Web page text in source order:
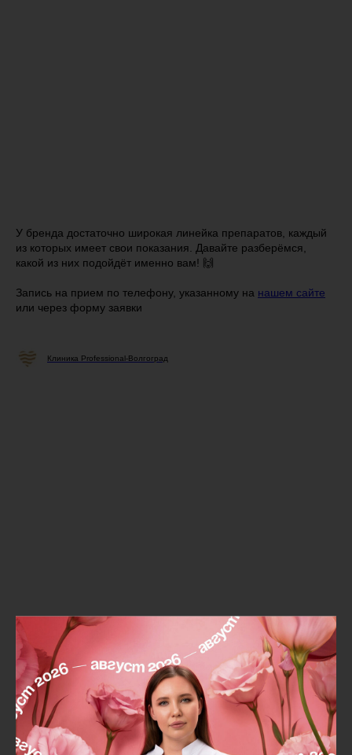
У бренда достаточно широкая линейка препаратов, каждый
из которых имеет свои показания. Давайте разберёмся,
какой из них подойдёт именно вам! 🙌
Запись на прием по телефону, указанному на нашем сайте
или через форму заявки
Клиника Professional-Волгоград